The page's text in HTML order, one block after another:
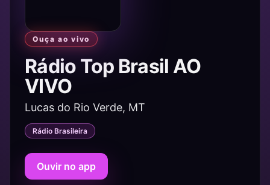
Ouça ao vivo
Rádio Top Brasil AO
VIVO
Lucas do Rio Verde, MT
Rádio Brasileira
Ouvir no app